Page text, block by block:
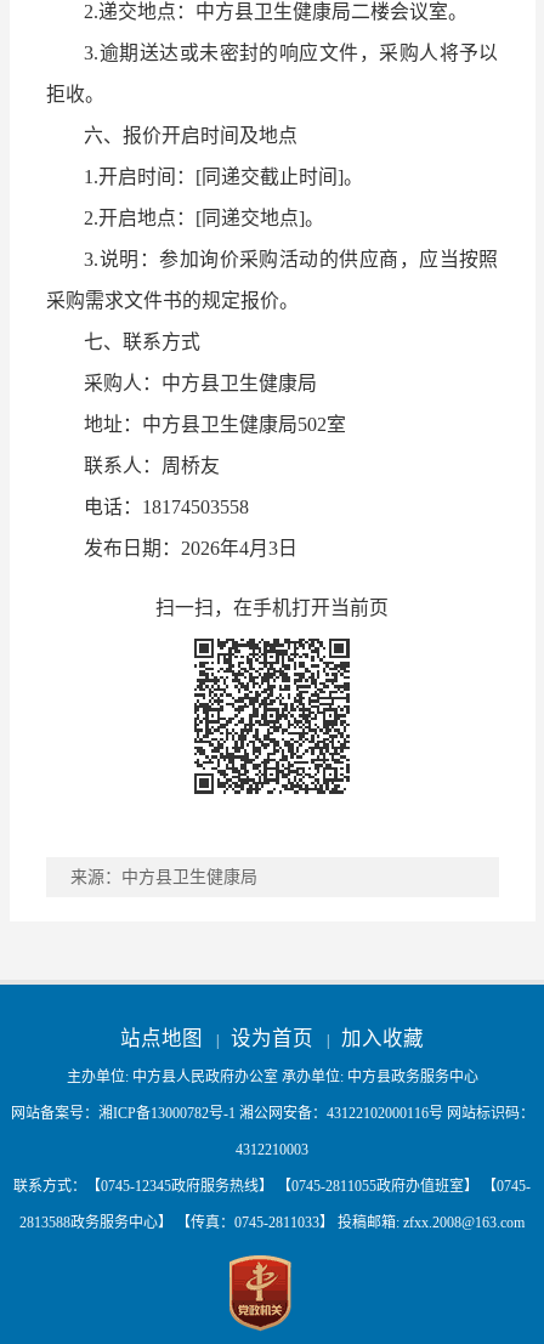
2.递交地点：中方县卫生健康局二楼会议室。
3.逾期送达或未密封的响应文件，采购人将予以
拒收。
六、报价开启时间及地点
1.开启时间：[同递交截止时间]。
2.开启地点：[同递交地点]。
3.说明：参加询价采购活动的供应商，应当按照
采购需求文件书的规定报价。
七、联系方式
采购人：中方县卫生健康局
地址：中方县卫生健康局502室
联系人：周桥友
电话：18174503558
发布日期：2026年4月3日
扫一扫，在手机打开当前页
来源：中方县卫生健康局
站点地图 | 设为首页 | 加入收藏
主办单位: 中方县人民政府办公室 承办单位: 中方县政务服务中心
网站备案号： 湘ICP备13000782号-1 湘公网安备： 43122102000116号网站标识码：
4312210003
联系方式：【0745-12345政府服务热线】 【0745-2811055政府办值班室】 【0745-
2813588政务服务中心】 【传真：0745-2811033】 投稿邮箱: zfxx.2008@163.com